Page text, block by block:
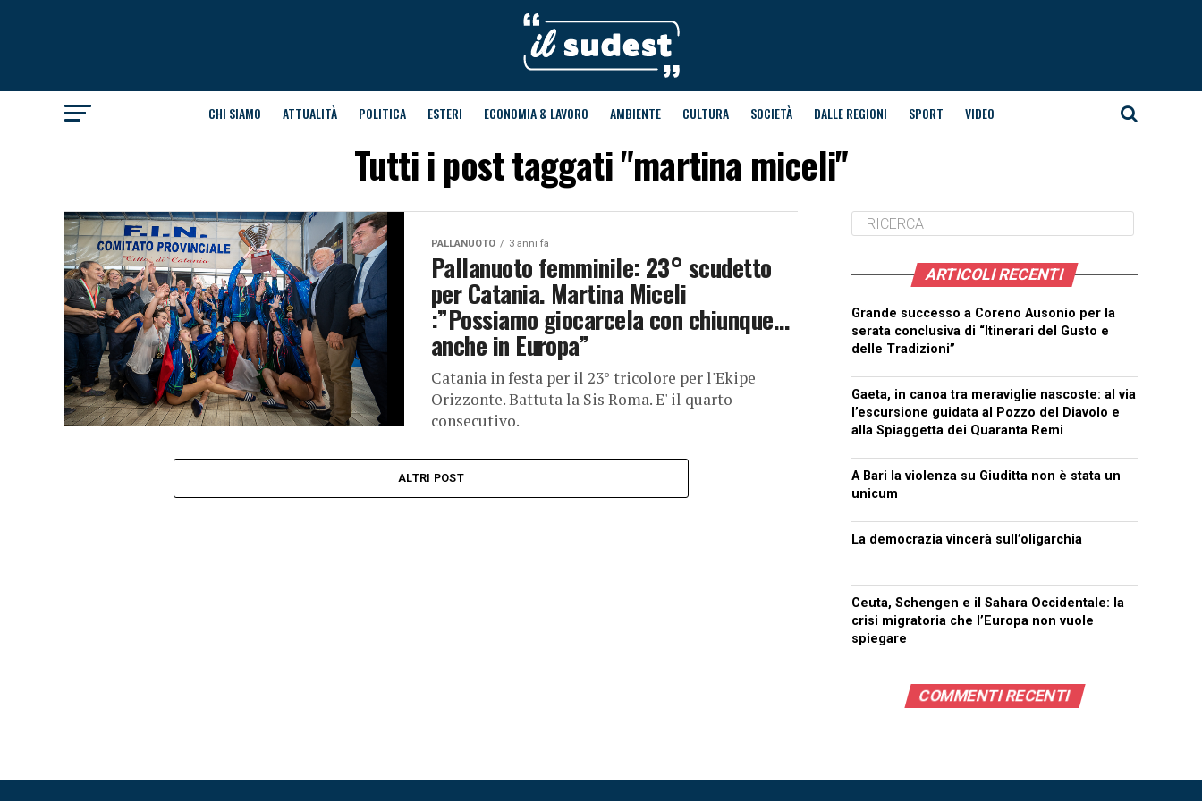
CHI SIAMO ATTUALITÀ POLITICA ESTERI ECONOMIA & LAVORO AMBIENTE CULTURA SOCIETÀ DALLE REGIONI SPORT VIDEO
Tutti i post taggati "martina miceli"
PALLANUOTO 3 anni fa
Pallanuoto femminile: 23° scudetto
per Catania. Martina Miceli
:”Possiamo giocarcela con chiunque…
anche in Europa”
Catania in festa per il 23° tricolore per l'Ekipe
Orizzonte. Battuta la Sis Roma. E' il quarto
consecutivo.
ALTRI POST
ARTICOLI RECENTI
Grande successo a Coreno Ausonio per la
serata conclusiva di “Itinerari del Gusto e
delle Tradizioni”
Gaeta, in canoa tra meraviglie nascoste: al via
l’escursione guidata al Pozzo del Diavolo e
alla Spiaggetta dei Quaranta Remi
A Bari la violenza su Giuditta non è stata un
unicum
La democrazia vincerà sull’oligarchia
Ceuta, Schengen e il Sahara Occidentale: la
crisi migratoria che l’Europa non vuole
spiegare
COMMENTI RECENTI